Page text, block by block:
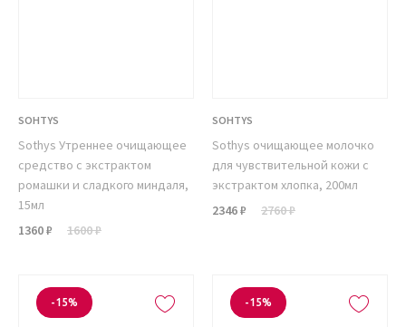
SOHTYS
Sothys Утреннее очищающее
средство с экстрактом
ромашки и сладкого миндаля,
15мл
1360 ₽
1600 ₽
SOHTYS
Sothys очищающее молочко
для чувствительной кожи с
экстрактом хлопка, 200мл
2346 ₽
2760 ₽
-15% -15%